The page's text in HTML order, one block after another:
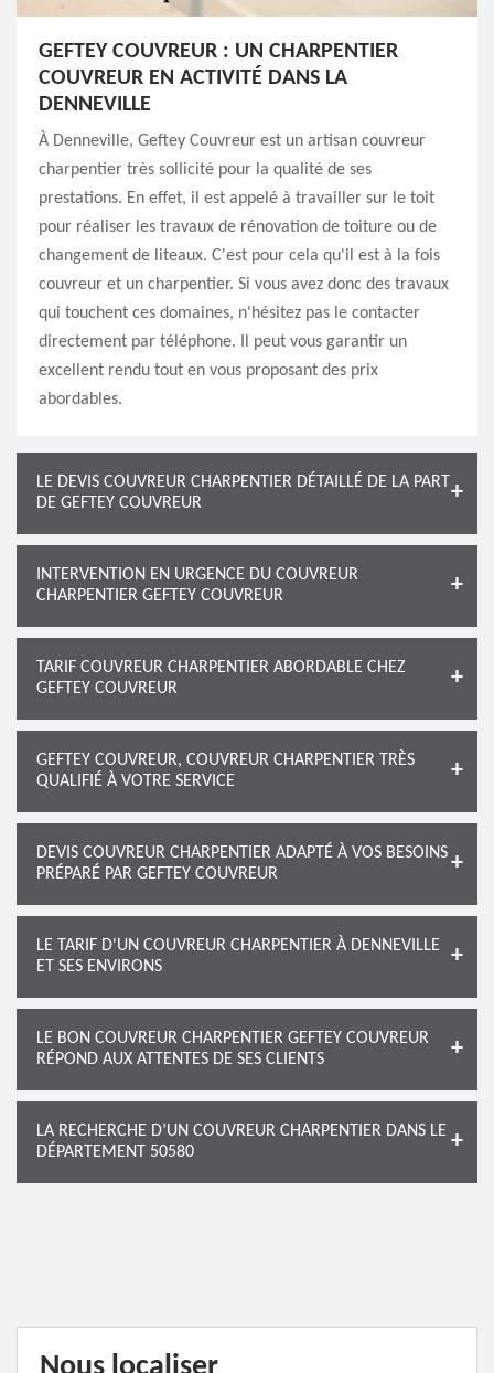
GEFTEY COUVREUR : UN CHARPENTIER
COUVREUR EN ACTIVITÉ DANS LA
DENNEVILLE
À Denneville, Geftey Couvreur est un artisan couvreur
charpentier très sollicité pour la qualité de ses
prestations. En effet, il est appelé à travailler sur le toit
pour réaliser les travaux de rénovation de toiture ou de
changement de liteaux. C'est pour cela qu'il est à la fois
couvreur et un charpentier. Si vous avez donc des travaux
qui touchent ces domaines, n'hésitez pas le contacter
directement par téléphone. Il peut vous garantir un
excellent rendu tout en vous proposant des prix
abordables.
LE DEVIS COUVREUR CHARPENTIER DÉTAILLÉ DE LA PART
DE GEFTEY COUVREUR
INTERVENTION EN URGENCE DU COUVREUR
CHARPENTIER GEFTEY COUVREUR
TARIF COUVREUR CHARPENTIER ABORDABLE CHEZ
GEFTEY COUVREUR
GEFTEY COUVREUR, COUVREUR CHARPENTIER TRÈS
QUALIFIÉ À VOTRE SERVICE
DEVIS COUVREUR CHARPENTIER ADAPTÉ À VOS BESOINS
PRÉPARÉ PAR GEFTEY COUVREUR
LE TARIF D'UN COUVREUR CHARPENTIER À DENNEVILLE
ET SES ENVIRONS
LE BON COUVREUR CHARPENTIER GEFTEY COUVREUR
RÉPOND AUX ATTENTES DE SES CLIENTS
LA RECHERCHE D’UN COUVREUR CHARPENTIER DANS LE
DÉPARTEMENT 50580